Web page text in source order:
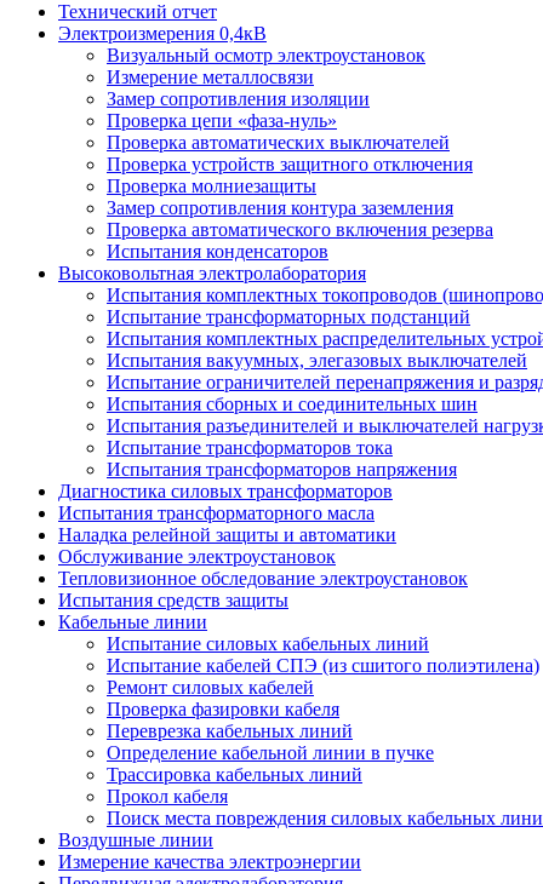
Технический отчет
Электроизмерения 0,4кВ
Визуальный осмотр электроустановок
Измерение металлосвязи
Замер сопротивления изоляции
Проверка цепи «фаза-нуль»
Проверка автоматических выключателей
Проверка устройств защитного отключения
Проверка молниезащиты
Замер сопротивления контура заземления
Проверка автоматического включения резерва
Испытания конденсаторов
Высоковольтная электролаборатория
Испытания комплектных токопроводов
Испытание трансформаторных подстанций
Испытания комплектных распределительных
Испытания вакуумных, элегазовых выключателей
Испытание ограничителей перенапряжения и
Испытания сборных и соединительных шин
Испытания разъединителей и выключателей
Испытание трансформаторов тока
Испытания трансформаторов напряжения
Диагностика силовых трансформаторов
Испытания трансформаторного масла
Наладка релейной защиты и автоматики
Обслуживание электроустановок
Тепловизионное обследование электроустановок
Испытания средств защиты
Кабельные линии
Испытание силовых кабельных линий
Испытание кабелей СПЭ (из сшитого полиэтилена)
Ремонт силовых кабелей
Проверка фазировки кабеля
Переврезка кабельных линий
Определение кабельной линии в пучке
Трассировка кабельных линий
Прокол кабеля
Поиск места повреждения силовых кабельных
Воздушные линии
Измерение качества электроэнергии